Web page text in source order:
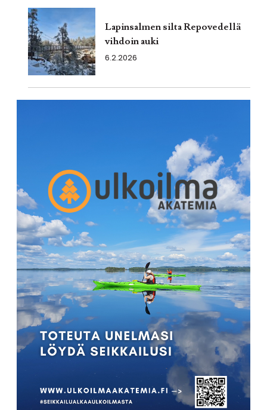
Lapinsalmen silta Repovedellä
vihdoin auki
6.2.2026